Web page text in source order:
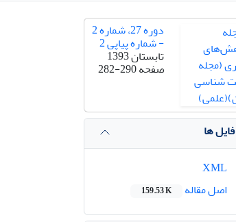
دوره 27، شماره 2
- شماره پیاپی 2
تابستان 1393
صفحه282-290
فایل ها
اصل مقاله
159.53 K